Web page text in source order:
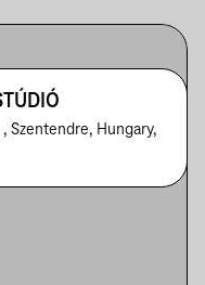
Szentendre, Hungary,